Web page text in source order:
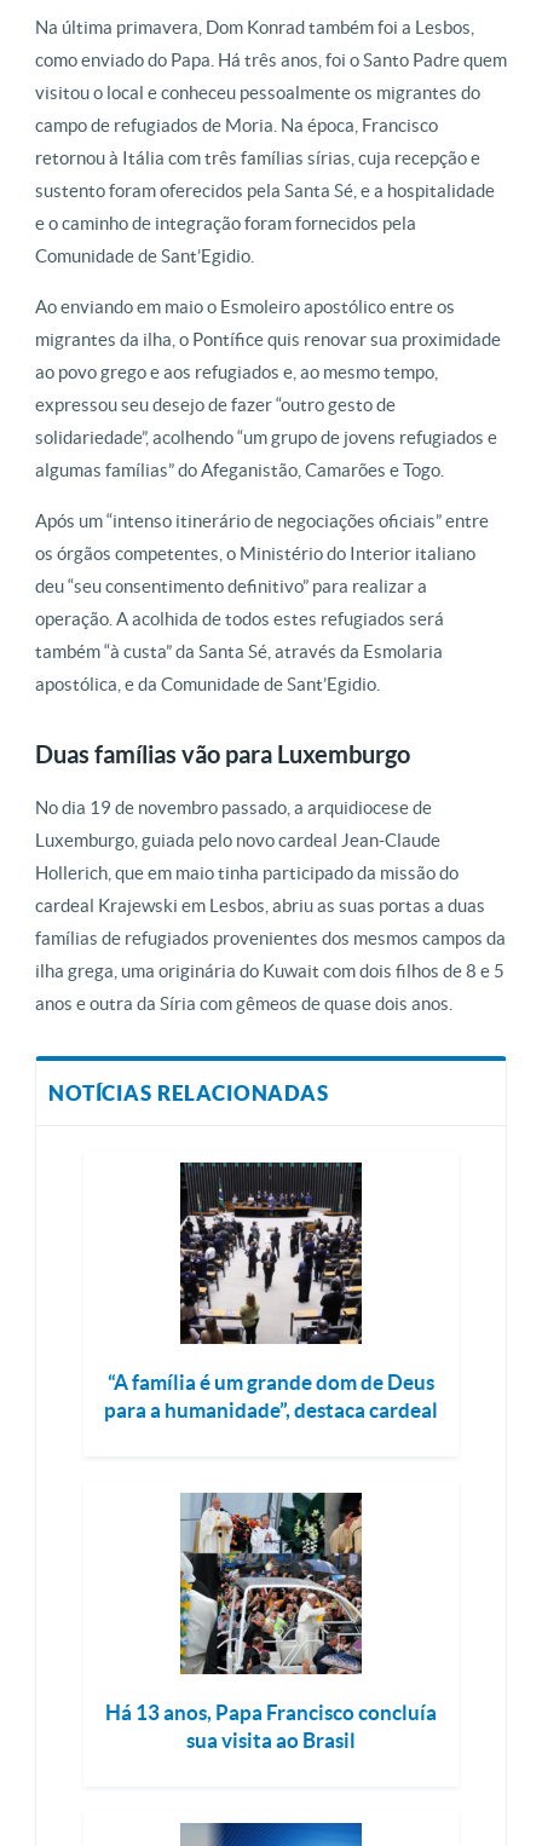
Na última primavera, Dom Konrad também foi a Lesbos,
como enviado do Papa. Há três anos, foi o Santo Padre quem
visitou o local e conheceu pessoalmente os migrantes do
campo de refugiados de Moria. Na época, Francisco
retornou à Itália com três famílias sírias, cuja recepção e
sustento foram oferecidos pela Santa Sé, e a hospitalidade
e o caminho de integração foram fornecidos pela
Comunidade de Sant’Egidio.
Ao enviando em maio o Esmoleiro apostólico entre os
migrantes da ilha, o Pontífice quis renovar sua proximidade
ao povo grego e aos refugiados e, ao mesmo tempo,
expressou seu desejo de fazer “outro gesto de
solidariedade”, acolhendo “um grupo de jovens refugiados e
algumas famílias” do Afeganistão, Camarões e Togo.
Após um “intenso itinerário de negociações oficiais” entre
os órgãos competentes, o Ministério do Interior italiano
deu “seu consentimento definitivo” para realizar a
operação. A acolhida de todos estes refugiados será
também “à custa” da Santa Sé, através da Esmolaria
apostólica, e da Comunidade de Sant’Egidio.
Duas famílias vão para Luxemburgo
No dia 19 de novembro passado, a arquidiocese de
Luxemburgo, guiada pelo novo cardeal Jean-Claude
Hollerich, que em maio tinha participado da missão do
cardeal Krajewski em Lesbos, abriu as suas portas a duas
famílias de refugiados provenientes dos mesmos campos da
ilha grega, uma originária do Kuwait com dois filhos de 8 e 5
anos e outra da Síria com gêmeos de quase dois anos.
NOTÍCIAS RELACIONADAS
“A família é um grande dom de Deus
para a humanidade”, destaca cardeal
Há 13 anos, Papa Francisco concluía
sua visita ao Brasil